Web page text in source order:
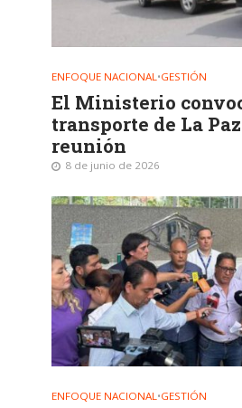
ENFOQUE NACIONAL•GESTIÓN
El Ministerio
transporte de La
reunión
8 de junio de 2026
ENFOQUE NACIONAL•GESTIÓN